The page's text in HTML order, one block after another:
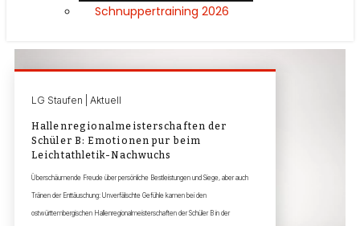
Schnuppertraining 2026
LG Staufen | Aktuell
Hallenregionalmeisterschaften der
Schüler B: Emotionen pur beim
Leichtathletik-Nachwuchs
Überschäumende Freude über persönliche Bestleistungen und Siege, aber auch
Tränen der Enttäuschung: Unverfälschte Gefühle kamen bei den
ostwürttembergischen Hallenregionalmeisterschaften der Schüler B in der